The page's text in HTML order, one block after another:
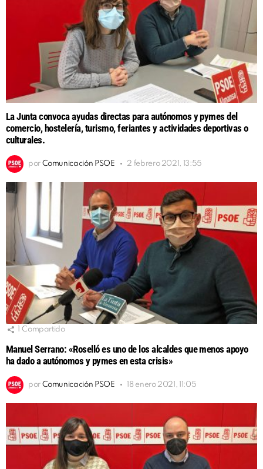
La Junta convoca ayudas directas para autónomos y pymes del
comercio, hostelería, turismo, feriantes y actividades deportivas o
culturales.
por Comunicación PSOE 2 febrero 2021, 13:55
Compartido
Manuel Serrano: «Roselló es uno de los alcaldes que menos apoyo
ha dado a autónomos y pymes en esta crisis»
por Comunicación PSOE 18 enero 2021, 11:05